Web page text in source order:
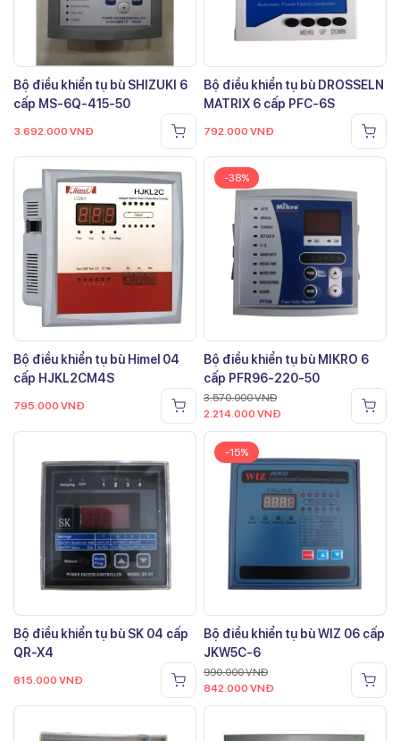
Bộ điều khiển tụ bù SHIZUKI 6
cấp MS-6Q-415-50
3.692.000 VNĐ
Bộ điều khiển tụ bù DROSSELN
MATRIX 6 cấp PFC-6S
792.000 VNĐ
Bộ điều khiển tụ bù Himel 04
cấp HJKL2CM4S
795.000 VNĐ
-38%
Bộ điều khiển tụ bù MIKRO 6
cấp PFR96-220-50
3.570.000VNĐ
2.214.000 VNĐ
Bộ điều khiển tụ bù SK 04 cấp
QR-X4
815.000 VNĐ
-15%
Bộ điều khiển tụ bù WIZ 06 cấp
JKW5C-6
990.000VNĐ
842.000 VNĐ